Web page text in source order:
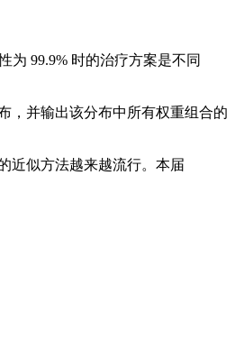
99.9% 时的治疗方案是不同
并输出该分布中所有权重组合的
近似方法越来越流行。本届